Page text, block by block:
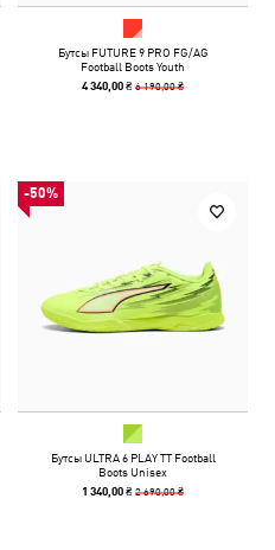
Бутсы FUTURE 9 PRO FG/AG
Football Boots Youth
4 340,00 ₴6 190,00 ₴
-50%
Бутсы ULTRA 6 PLAY TT Football
Boots Unisex
1 340,00 ₴2 690,00 ₴